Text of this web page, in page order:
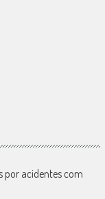
por acidentes com